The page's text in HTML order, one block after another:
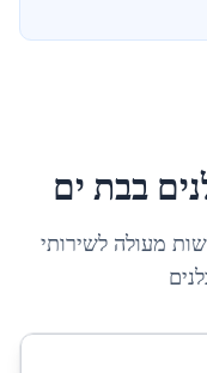
בבת ים
מעולה לשירותי